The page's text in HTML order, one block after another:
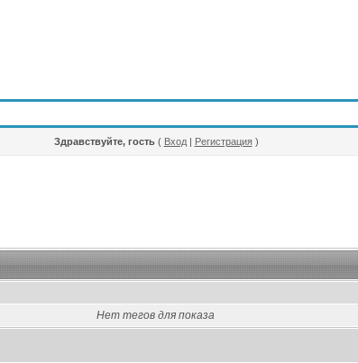
Здравствуйте, гость( Вход| Регистрация)
Нет тегов для показа